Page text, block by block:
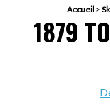
Accueil>
1879